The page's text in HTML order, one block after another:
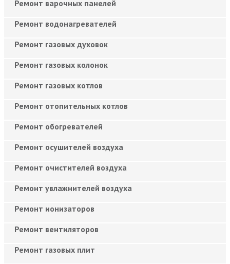
Ремонт варочных панелей
Ремонт водонагревателей
Ремонт газовых духовок
Ремонт газовых колонок
Ремонт газовых котлов
Ремонт отопительных котлов
Ремонт обогревателей
Ремонт осушителей воздуха
Ремонт очистителей воздуха
Ремонт увлажнителей воздуха
Ремонт ионизаторов
Ремонт вентиляторов
Ремонт газовых плит